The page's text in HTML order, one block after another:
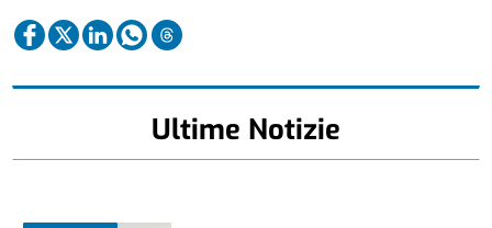
Ultime Notizie